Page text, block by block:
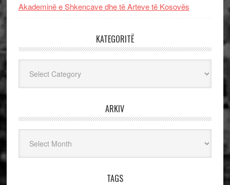
Akademinë e Shkencave dhe të Arteve të Kosovës
KATEGORITË
ARKIV
TAGS